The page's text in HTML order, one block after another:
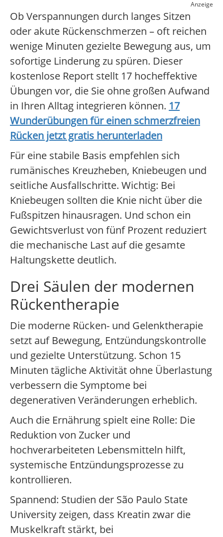
Anzeige
Ob Verspannungen durch langes Sitzen
oder akute Rückenschmerzen – oft reichen
wenige Minuten gezielte Bewegung aus, um
sofortige Linderung zu spüren. Dieser
kostenlose Report stellt 17 hocheffektive
Übungen vor, die Sie ohne großen Aufwand
in Ihren Alltag integrieren können. 17
Wunderübungen für einen schmerzfreien
Rücken jetzt gratis herunterladen
Für eine stabile Basis empfehlen sich
rumänisches Kreuzheben, Kniebeugen und
seitliche Ausfallschritte. Wichtig: Bei
Kniebeugen sollten die Knie nicht über die
Fußspitzen hinausragen. Und schon ein
Gewichtsverlust von fünf Prozent reduziert
die mechanische Last auf die gesamte
Haltungskette deutlich.
Drei Säulen der modernen
Rückentherapie
Die moderne Rücken- und Gelenktherapie
setzt auf Bewegung, Entzündungskontrolle
und gezielte Unterstützung. Schon 15
Minuten tägliche Aktivität ohne Überlastung
verbessern die Symptome bei
degenerativen Veränderungen erheblich.
Auch die Ernährung spielt eine Rolle: Die
Reduktion von Zucker und
hochverarbeiteten Lebensmitteln hilft,
systemische Entzündungsprozesse zu
kontrollieren.
Spannend: Studien der São Paulo State
University zeigen, dass Kreatin zwar die
Muskelkraft stärkt, bei